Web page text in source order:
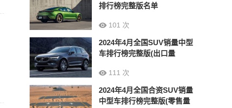
排行榜完整版名单
101 次
2024年4月全国SUV销量中型
车排行榜完整版(出口量
111 次
2024年4月全国合资SUV销量
中型车排行榜完整版(零售量